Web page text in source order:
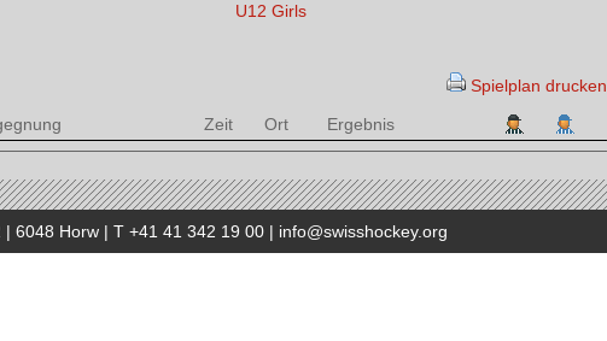
U12 Girls
Spielplan drucken
Zeit Ort Ergebnis
| 6048 Horw | T +41 41 342 19 00 | info@swisshockey.org